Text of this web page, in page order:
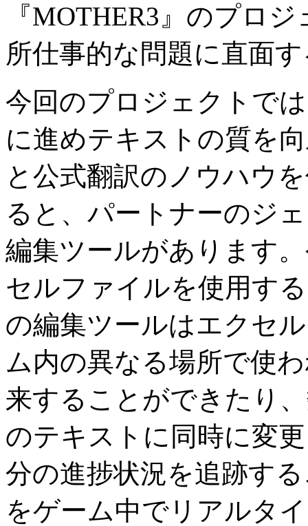
『MOTHER3 』のプロ
所仕事的な問題に直面
今回のプロジェクトで
に進めテキストの質を
と公式翻訳のノウハウ
ると、パートナーのジ
編集ツールがあります
セルファイルを使用す
の編集ツールはエクセ
ム内の異なる場所で使
来することができたり
のテキストに同時に変
分の進捗状況を追跡す
をゲーム中でリアルタ